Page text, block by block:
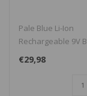
Pale Blue Li-Ion
Rechargeable 9V
pak 9V met 2x1
cable..
€29,98